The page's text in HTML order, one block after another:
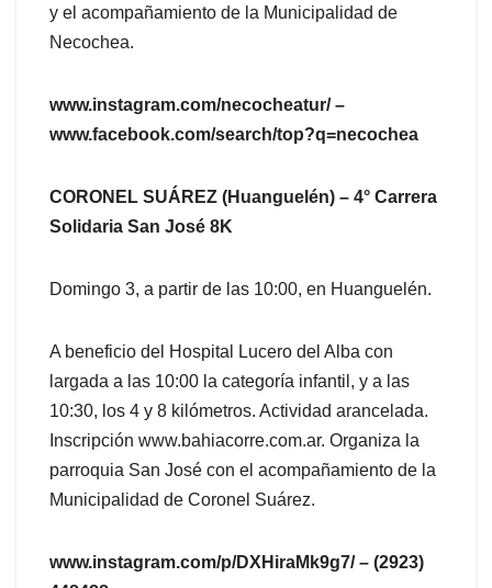
y el acompañamiento de la Municipalidad de
Necochea.
www.instagram.com/necocheatur/ –
www.facebook.com/search/top?q=necochea
CORONEL SUÁREZ (Huanguelén) – 4° Carrera
Solidaria San José 8K
Domingo 3, a partir de las 10:00, en Huanguelén.
A beneficio del Hospital Lucero del Alba con
largada a las 10:00 la categoría infantil, y a las
10:30, los 4 y 8 kilómetros. Actividad arancelada.
Inscripción www.bahiacorre.com.ar. Organiza la
parroquia San José con el acompañamiento de la
Municipalidad de Coronel Suárez.
www.instagram.com/p/DXHiraMk9g7/ – (2923)